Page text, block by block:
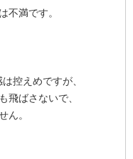
不満です。
控えめですが、
飛ばさないで、
ん。